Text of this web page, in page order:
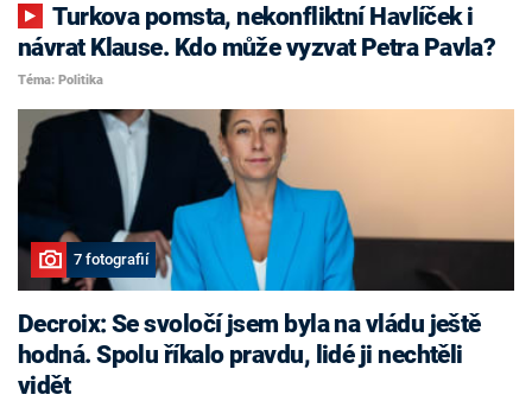
Turkova pomsta, nekonfliktní Havlíček i
návrat Klause. Kdo může vyzvat Petra Pavla?
Téma: Politika
7 fotografií
Decroix: Se svoločí jsem byla na vládu ještě
hodná. Spolu říkalo pravdu, lidé ji nechtěli
vidět